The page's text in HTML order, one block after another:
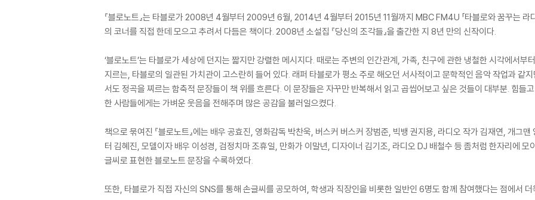
『블로노트』는 타블로가 2008년 4월부터 2009년 6월, 2014년 4월부터 2015년 11월까지 MBC FM4U 「타블로와 꿈꾸는 라
의 코너를 직접 한데 모으고 추려서 다듬은 책이다. 2008년 소설집 『당신의 조각들』을 출간한 지 8년 만의 신작이다.
‘블로노트’는 타블로가 세상에 던지는 짧지만 강렬한 메시지다. 때로는 주변의 인간관계, 가족, 친구에 관한 냉철한 시각에서부
지르는, 타블로의 일관된 가치관이 고스란히 들어 있다. 래퍼 타블로가 평소 주로 해오던 서사적이고 문학적인 음악 작업과 같
서도 정곡을 찌르는 함축적 문장들이 책 위를 흐른다. 이 문장들은 자꾸만 반복해서 읽고 곱씹어보고 싶은 것들이 대부분. 힘들
한 사람들에게는 가벼운 웃음을 전해주며 많은 공감을 불러일으켰다.
책으로 묶여진 『블로노트』에는 배우 공효진, 영화감독 박찬욱, 버스커 버스커 장범준, 빅뱅 권지용, 라디오 작가 김재연, 개그
터 김혜진, 모델이자 배우 이성경, 검정치마 조휴일, 만화가 이말년, 디자이너 김기조, 라디오 DJ 배철수 등 좀처럼 한자리에
글씨로 표현한 블로노트 문장을 수록하였다.
또한, 타블로가 직접 자신의 SNS를 통해 손글씨를 공모하여, 학생과 직장인을 비롯한 일반인 6명도 함께 참여했다는 점에서